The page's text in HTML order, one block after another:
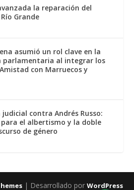
la reparación del
Grande
asumió un rol clave en la
parlamentaria al integrar los
con Marruecos y
judicial contra Andrés Russo:
el albertismo y la doble
de género
| Desarrollado por WordPress